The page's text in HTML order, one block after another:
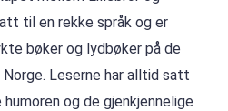
til en rekke språk og er
bøker og lydbøker på de
Leserne har alltid satt
og de gjenkjennelige